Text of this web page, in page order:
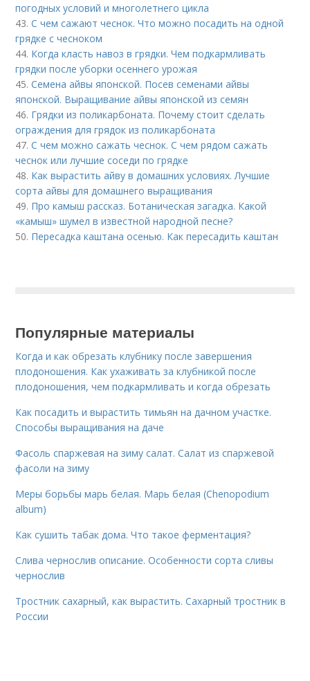
погодных условий и многолетнего цикла
43.С чем сажают чеснок. Что можно посадить на одной
грядке с чесноком
44. Когда класть навоз в грядки. Чем подкармливать
грядки после уборки осеннего урожая
45.Семена айвы японской. Посев семенами айвы
японской. Выращивание айвы японской из семян
46. Грядки из поликарбоната. Почему стоит сделать
ограждения для грядок из поликарбоната
47.С чем можно сажать чеснок. С чем рядом сажать
чеснок или лучшие соседи по грядке
48. Как вырастить айву в домашних условиях. Лучшие
сорта айвы для домашнего выращивания
49. Про камыш рассказ. Ботаническая загадка. Какой
«камыш» шумел в известной народной песне?
50. Пересадка каштана осенью. Как пересадить каштан
Популярные материалы
Когда и как обрезать клубнику после завершения
плодоношения. Как ухаживать за клубникой после
плодоношения, чем подкармливать и когда обрезать
Как посадить и вырастить тимьян на дачном участке.
Способы выращивания на даче
Фасоль спаржевая на зиму салат. Салат из спаржевой
фасоли на зиму
Меры борьбы марь белая. Марь белая (Chenopodium
album)
Как сушить табак дома. Что такое ферментация?
Слива чернослив описание. Особенности сорта сливы
чернослив
Тростник сахарный, как вырастить. Сахарный тростник в
России